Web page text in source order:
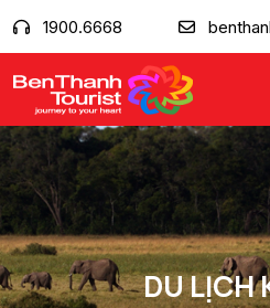
1900.6668
DU LỊCH